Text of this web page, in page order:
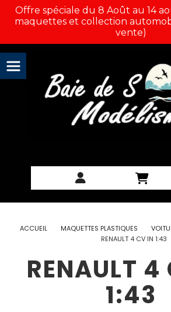
Offre spéciale du 8 Août au 14
maquettes et collection
vente)
ACCUEIL MAQUETTES PLASTIQUES
RENAULT 4 CV IN 1:43
RENAULT 4
1:43
Panneau de gestion des cookies